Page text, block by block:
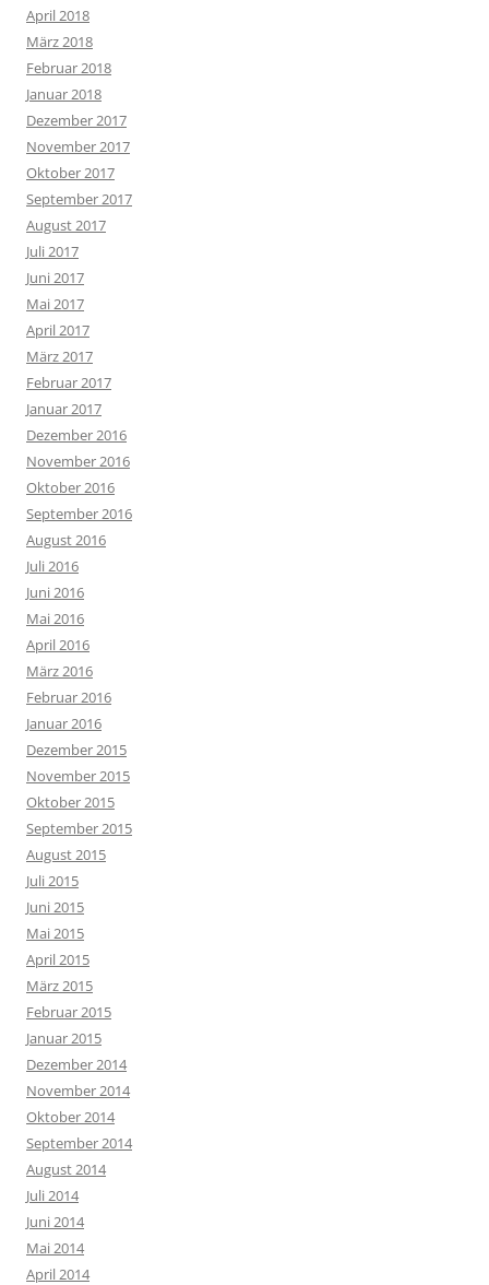
April 2018
März 2018
Februar 2018
Januar 2018
Dezember 2017
November 2017
Oktober 2017
September 2017
August 2017
Juli 2017
Juni 2017
Mai 2017
April 2017
März 2017
Februar 2017
Januar 2017
Dezember 2016
November 2016
Oktober 2016
September 2016
August 2016
Juli 2016
Juni 2016
Mai 2016
April 2016
März 2016
Februar 2016
Januar 2016
Dezember 2015
November 2015
Oktober 2015
September 2015
August 2015
Juli 2015
Juni 2015
Mai 2015
April 2015
März 2015
Februar 2015
Januar 2015
Dezember 2014
November 2014
Oktober 2014
September 2014
August 2014
Juli 2014
Juni 2014
Mai 2014
April 2014